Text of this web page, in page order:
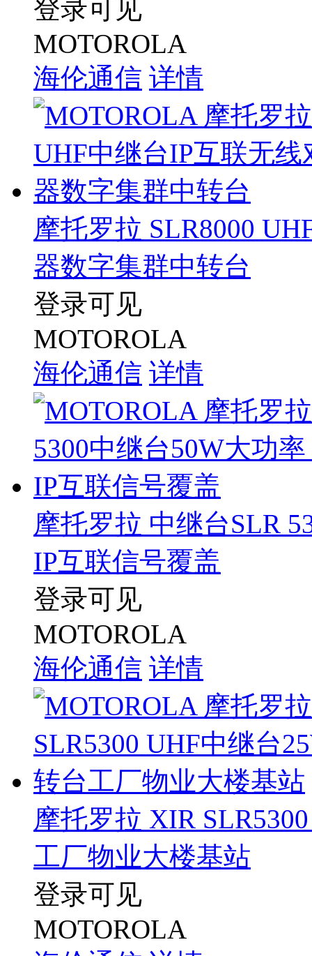
登录可见
MOTOROLA
海伦通信 详情
摩托罗拉 SLR8000
器数字集群中转台
登录可见
MOTOROLA
海伦通信 详情
摩托罗拉 中继台SLR
IP互联信号覆盖
登录可见
MOTOROLA
海伦通信 详情
摩托罗拉 XIR
工厂物业大楼基站
登录可见
MOTOROLA